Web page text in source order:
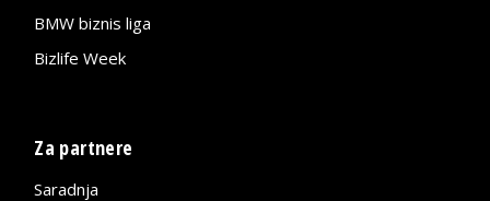
BMW biznis liga
Bizlife Week
Za partnere
Saradnja